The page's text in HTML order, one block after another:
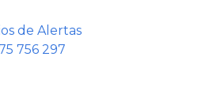
de Alertas
756 297